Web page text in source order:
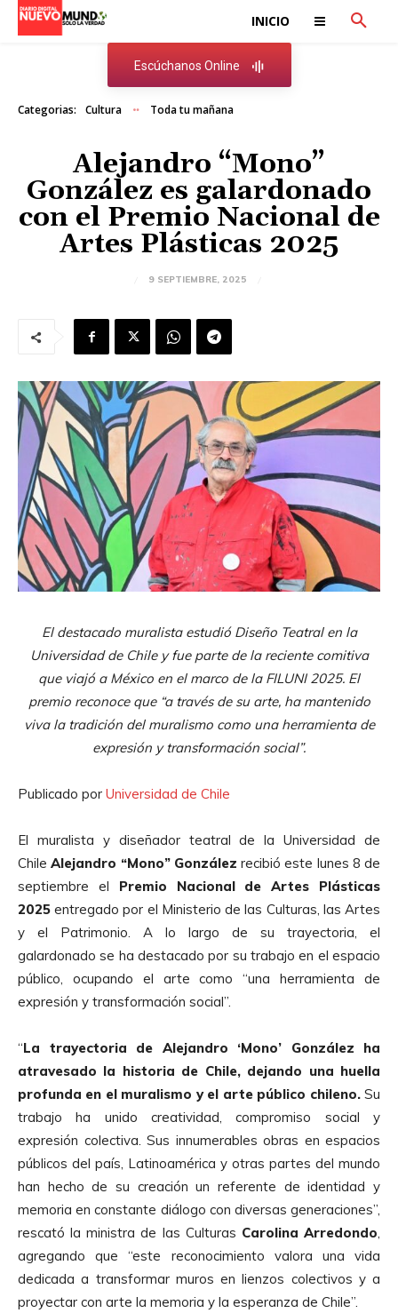
INICIO
Escúchanos Online
Categorias: Cultura Toda tu mañana
Alejandro “Mono”
González es galardonado
con el Premio Nacional de
Artes Plásticas 2025
9 SEPTIEMBRE, 2025
El destacado muralista estudió Diseño Teatral en la
Universidad de Chile y fue parte de la reciente comitiva
que viajó a México en el marco de la FILUNI 2025. El
premio reconoce que “a través de su arte, ha mantenido
viva la tradición del muralismo como una herramienta de
expresión y transformación social”.
Publicado por Universidad de Chile
El muralista y diseñador teatral de la Universidad de
ChileAlejandro “Mono” González recibió este lunes 8 de
septiembre el Premio Nacional de Artes Plásticas
2025entregado por el Ministerio de las Culturas, las Artes
y el Patrimonio. A lo largo de su trayectoria, el
galardonado se ha destacado por su trabajo en el espacio
público, ocupando el arte como “una herramienta de
expresión y transformación social”.
“La trayectoria de Alejandro ‘Mono’ González ha
atravesado la historia de Chile, dejando una huella
profunda en el muralismo y el arte público chileno. Su
trabajo ha unido creatividad, compromiso social y
expresión colectiva. Sus innumerables obras en espacios
públicos del país, Latinoamérica y otras partes del mundo
han hecho de su creación un referente de identidad y
memoria en constante diálogo con diversas generaciones”,
rescató la ministra de las Culturas Carolina Arredondo
agregando que “este reconocimiento valora una vida
dedicada a transformar muros en lienzos colectivos y a
proyectar con arte la memoria y la esperanza de Chile”.